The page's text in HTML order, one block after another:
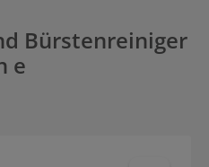
Bürstenreiniger
e